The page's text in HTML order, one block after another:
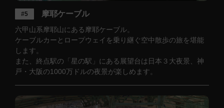
#5 摩耶ケーブル
六甲山系摩耶山にある摩耶ケーブル。
ケーブルカーとロープウェイを乗り継ぐ空中散歩の旅を堪能
します。
また、終点駅の「星の駅」にある展望台は日本３大夜景、神
戸・大阪の1000万ドルの夜景が楽しめます。